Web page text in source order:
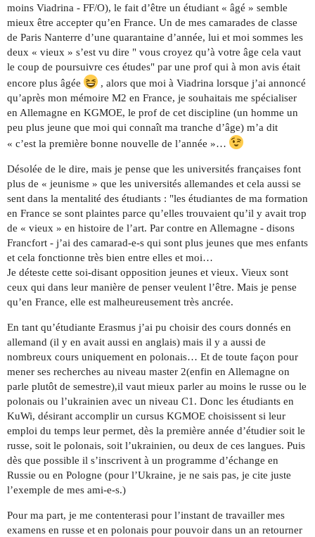
moins Viadrina - FF/O), le fait d’être un étudiant « âgé » semble
mieux être accepter qu’en France. Un de mes camarades de classe
de Paris Nanterre d’une quarantaine d’année, lui et moi sommes les
deux « vieux » s’est vu dire " vous croyez qu’à votre âge cela vaut
le coup de poursuivre ces études" par une prof qui à mon avis était
encore plus âgée
, alors que moi à Viadrina lorsque j’ai annoncé
qu’après mon mémoire M2 en France, je souhaitais me spécialiser
en Allemagne en KGMOE, le prof de cet discipline (un homme un
peu plus jeune que moi qui connaît ma tranche d’âge) m’a dit
« c’est la première bonne nouvelle de l’année »…
Désolée de le dire, mais je pense que les universités françaises font
plus de « jeunisme » que les universités allemandes et cela aussi se
sent dans la mentalité des étudiants : "les étudiantes de ma formation
en France se sont plaintes parce qu’elles trouvaient qu’il y avait trop
de « vieux » en histoire de l’art. Par contre en Allemagne - disons
Francfort - j’ai des camarad-e-s qui sont plus jeunes que mes enfants
et cela fonctionne très bien entre elles et moi…
Je déteste cette soi-disant opposition jeunes et vieux. Vieux sont
ceux qui dans leur manière de penser veulent l’être. Mais je pense
qu’en France, elle est malheureusement très ancrée.
En tant qu’étudiante Erasmus j’ai pu choisir des cours donnés en
allemand (il y en avait aussi en anglais) mais il y a aussi de
nombreux cours uniquement en polonais… Et de toute façon pour
mener ses recherches au niveau master 2(enfin en Allemagne on
parle plutôt de semestre),il vaut mieux parler au moins le russe ou le
polonais ou l’ukrainien avec un niveau C1. Donc les étudiants en
KuWi, désirant accomplir un cursus KGMOE choisissent si leur
emploi du temps leur permet, dès la première année d’étudier soit le
russe, soit le polonais, soit l’ukrainien, ou deux de ces langues. Puis
dès que possible il s’inscrivent à un programme d’échange en
Russie ou en Pologne (pour l’Ukraine, je ne sais pas, je cite juste
l’exemple de mes ami-e-s.)
Pour ma part, je me contenterasi pour l’instant de travailler mes
examens en russe et en polonais pour pouvoir dans un an retourner